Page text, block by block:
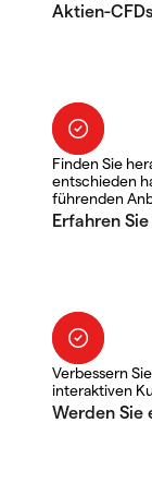
Finden Sie
entschieden
führenden
Verbessern
interaktiven